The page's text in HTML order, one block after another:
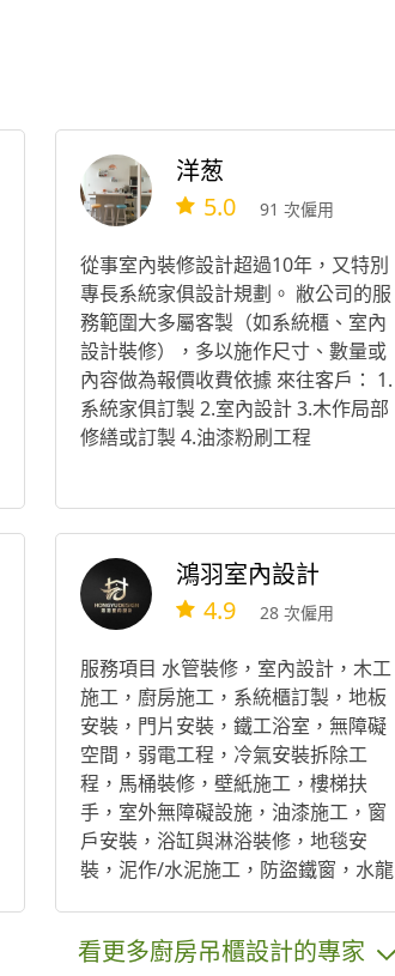
洋葱
5.0 91 次僱用
從事室內裝修設計超過10年，又特別
專長系統家俱設計規劃。 敝公司的服
務範圍大多屬客製（如系統櫃、室內
設計裝修），多以施作尺寸、數量或
內容做為報價收費依據 來往客戶： 1.
系統家俱訂製 2.室內設計 3.木作局部
修繕或訂製 4.油漆粉刷工程
鴻羽室內設計
4.9 28 次僱用
服務項目 水管裝修，室內設計，木工
施工，廚房施工，系統櫃訂製，地板
安裝，門片安裝，鐵工浴室，無障礙
空間，弱電工程，冷氣安裝拆除工
程，馬桶裝修，壁紙施工，樓梯扶
手，室外無障礙設施，油漆施工，窗
戶安裝，浴缸與淋浴裝修，地毯安
裝，泥作/水泥施工，防盜鐵窗，水龍
水，窗簾安裝，維修大理石安裝，遮
看更多廚房吊櫃設計的專家